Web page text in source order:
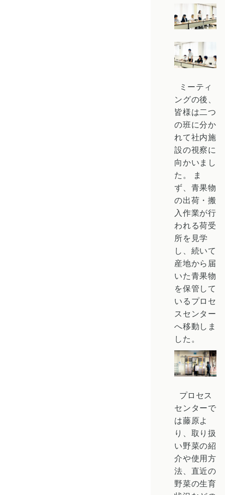
ミーティ
ングの後、
皆様は二つ
の班に分か
れて社内施
設の視察に
向かいまし
た。
ま
ず、青果物
の出荷・搬
入作業が行
われる荷受
所を見学
し、続いて
産地から届
いた青果物
を保管して
いるプロセ
スセンター
へ移動しま
した。
プロセス
センターで
は藤原よ
り、取り扱
い野菜の紹
介や使用方
法、直近の
野菜の生育